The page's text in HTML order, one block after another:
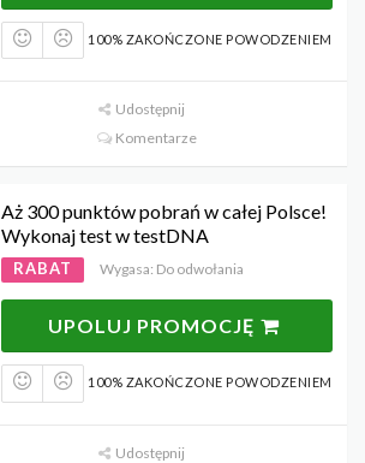
100% ZAKOŃCZONE POWODZENIEM
Udostępnij
Komentarze
Aż 300 punktów pobrań w całej Polsce!
Wykonaj test w testDNA
RABAT Wygasa: Do odwołania
UPOLUJ PROMOCJĘ
100% ZAKOŃCZONE POWODZENIEM
Udostępnij